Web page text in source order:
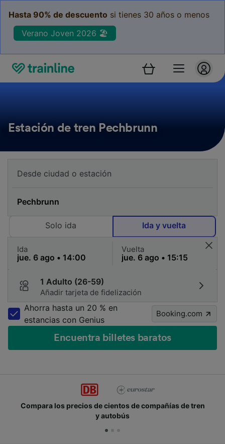
Hasta 90% de descuento si tienes 30 años o menos
Verano Joven 2026 🏖️
Estación de tren Pechbrunn
Solo ida Ida y vuelta
Ida Vuelta
1 Adulto (26-59)
Añadir tarjeta de fidelización
Ahorra hasta un 20 % en
estancias con Genius
Booking.com
Encuentra billetes baratos
de tren
Únete a los millones de personas